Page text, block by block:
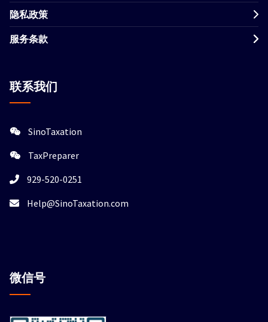
隐私政策
服务条款
联系我们
SinoTaxation
TaxPreparer
929-520-0251
Help@SinoTaxation.com
微信号